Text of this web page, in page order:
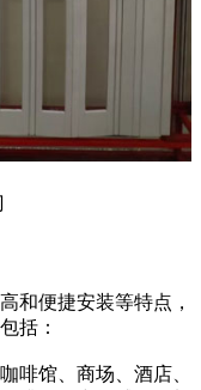
和便捷安装等特点，
括：
啡馆、商场、酒店、